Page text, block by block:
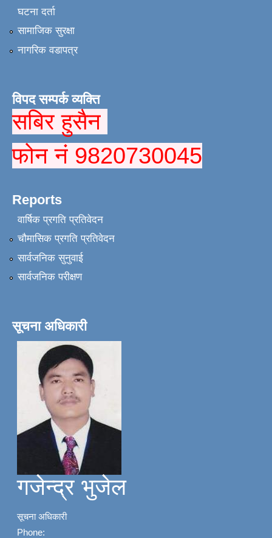
घटना दर्ता
सामाजिक सुरक्षा
नागरिक वडापत्र
विपद सम्पर्क व्यक्ति
सबिर हुसैन
फोन नं 9820730045
Reports
वार्षिक प्रगति प्रतिवेदन
चौमासिक प्रगति प्रतिवेदन
सार्वजनिक सुनुवाई
सार्वजनिक परीक्षण
सूचना अधिकारी
गजेन्द्र भुजेल
सूचना अधिकारी
Phone: